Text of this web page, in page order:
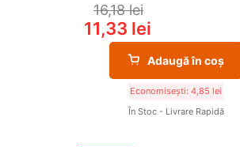
16,18lei
11,33 lei
Adaugă în coș
Economisești: 4,85 lei
În Stoc - Livrare Rapidă